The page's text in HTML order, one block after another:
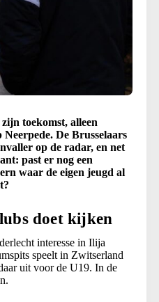
toekomst, alleen
De Brusselaars
op de radar, en net
past er nog een
waar de eigen jeugd al
doet kijken
interesse in Ilija
speelt in Zwitserland
uit voor de U19. In de